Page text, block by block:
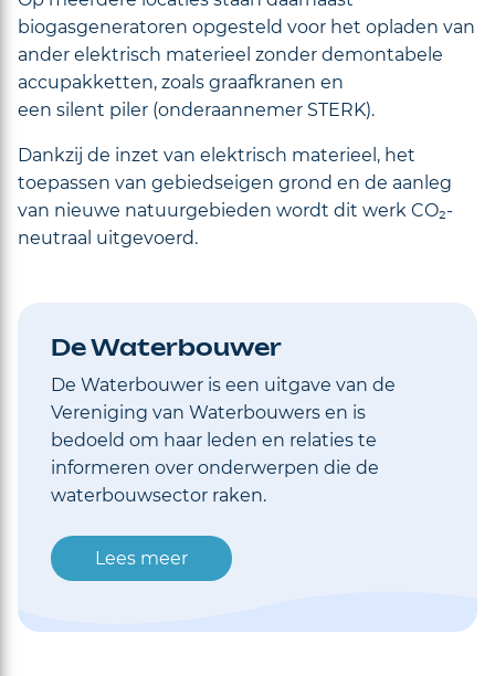
biogasgeneratoren opgesteld voor het opladen van
ander elektrisch materieel zonder demontabele
accupakketten, zoals graafkranen en
een silent piler (onderaannemer STERK).
Dankzij de inzet van elektrisch materieel, het
toepassen van gebiedseigen grond en de aanleg
van nieuwe natuurgebieden wordt dit werk CO₂-
neutraal uitgevoerd.
De Waterbouwer
De Waterbouwer is een uitgave van de
Vereniging van Waterbouwers en is
bedoeld om haar leden en relaties te
informeren over onderwerpen die de
waterbouwsector raken.
Lees meer